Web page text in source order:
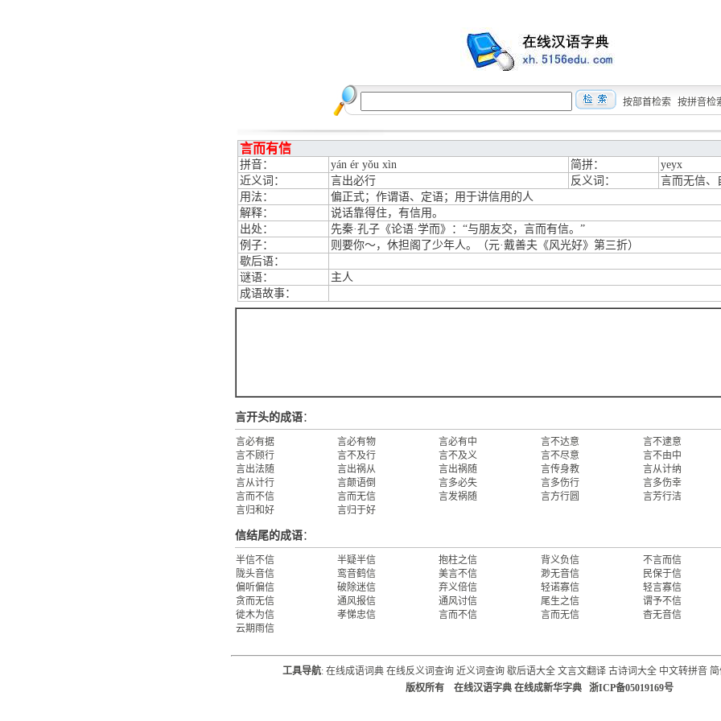
按部首检索 按拼音检
言而有信
拼音： yán ér yǒu xìn 简拼：
yeyx
近义词：
言出必行 反义词：
言而无信、
用法：
偏正式；作谓语、定语；用于讲信用的人
解释：
说话靠得住，有信用。
出处：
先秦·孔子《论语·学而》：“与朋友交，言而有信。”
例子：
则要你～，休担阁了少年人。（元·戴善夫《风光好》第三折）
歇后语：
谜语：
主人
成语故事：
言开头的成语：
言必有据 言必有物 言必有中 言不达意 言不逮意
言不顾行
言不及行 言不及义 言不尽意 言不由中
言出法随
言出祸从 言出祸随 言传身教 言从计纳
言从计行
言颠语倒 言多必失 言多伤行 言多伤幸
言而不信
言而无信 言发祸随 言方行圆 言芳行洁
言归和好
言归于好
信结尾的成语：
半信不信 半疑半信 抱柱之信 背义负信 不言而信
陇头音信
鸾音鹤信 美言不信 渺无音信 民保于信
偏听偏信
破除迷信 弃义倍信 轻诺寡信 轻言寡信
贪而无信
通风报信 通风讨信 尾生之信 谓予不信
徙木为信
孝悌忠信 言而不信 言而无信 杳无音信
云期雨信
工具导航: 在线成语词典 在线反义词查询 近义词查询 歇后语大全 文言文翻译 古诗词大全 中文转拼音
版权所有 在线汉语字典 在线成新华字典 浙ICP备05019169号